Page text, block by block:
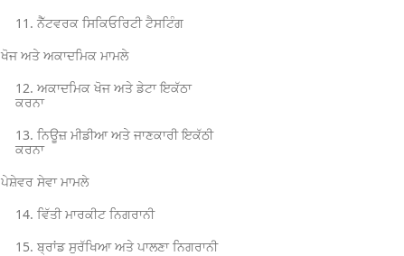
11. ਨੈੱਟਵਰਕ ਸਿਕਿਓਰਿਟੀ ਟੈਸਟਿੰਗ
ਖੋਜ ਅਤੇ ਅਕਾਦਮਿਕ ਮਾਮਲੇ
12. ਅਕਾਦਮਿਕ ਖੋਜ ਅਤੇ ਡੇਟਾ ਇਕੱਠਾ
ਕਰਨਾ
13. ਨਿਊਜ਼ ਮੀਡੀਆ ਅਤੇ ਜਾਣਕਾਰੀ ਇਕੱਠੀ
ਕਰਨਾ
ਪੇਸ਼ੇਵਰ ਸੇਵਾ ਮਾਮਲੇ
14. ਵਿੱਤੀ ਮਾਰਕੀਟ ਨਿਗਰਾਨੀ
15. ਬ੍ਰਾਂਡ ਸੁਰੱਖਿਆ ਅਤੇ ਪਾਲਣਾ ਨਿਗਰਾਨੀ